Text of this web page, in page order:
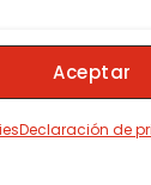
Aceptar
Declaración de
Contacto